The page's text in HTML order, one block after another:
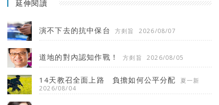
延伸閱讀
演不下去的抗中保台 方剡旨 2026/08/07
道地的對內認知作戰！ 方剡旨 2026/08/05
14天教召全面上路 負擔如何公平分配
夏一新
2026/08/04